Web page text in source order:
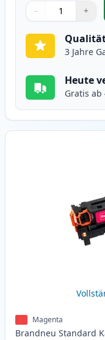
Verwenden Sie
− +
1
3 Jahre
Heute
Gratis ab
Magenta
Brandneu Standard